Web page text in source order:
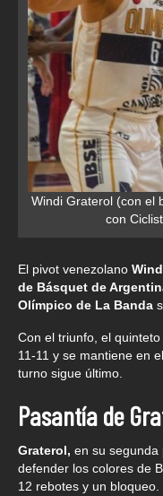
Windi Graterol (con el
con
El pivot venezolano
de Básquet de
Olímpico de La Banda
Con el triunfo, el quinteto
11-11 y se mantiene en
turno sigue último.
Pasantía de
Graterol, en su segunda
defender los colores de
12 rebotes y un bloqueo.